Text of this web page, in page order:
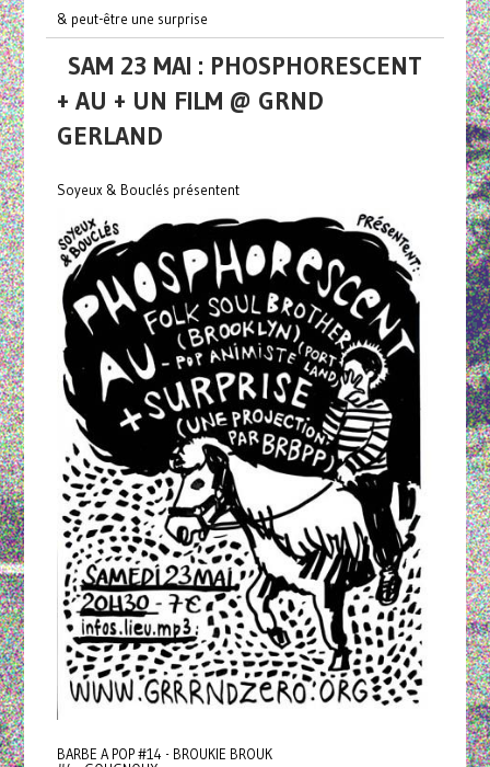
& peut-être une surprise
SAM 23 MAI : PHOSPHORESCENT
+ AU + UN FILM @ GRND
GERLAND
Soyeux & Bouclés présentent
BARBE A POP #14 - BROUKIE BROUK